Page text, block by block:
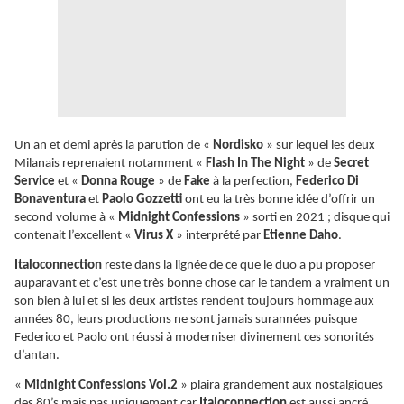
Un an et demi après la parution de « Nordisko » sur lequel les deux
Milanais reprenaient notamment « Flash In The Night » de Secret
Service et « Donna Rouge » de Fake à la perfection, Federico Di
Bonaventura et Paolo Gozzetti ont eu la très bonne idée d’offrir un
second volume à « Midnight Confessions » sorti en 2021 ; disque qui
contenait l’excellent « Virus X » interprété par Etienne Daho.
Italoconnection reste dans la lignée de ce que le duo a pu proposer
auparavant et c’est une très bonne chose car le tandem a vraiment un
son bien à lui et si les deux artistes rendent toujours hommage aux
années 80, leurs productions ne sont jamais surannées puisque
Federico et Paolo ont réussi à moderniser divinement ces sonorités
d’antan.
« Midnight Confessions Vol.2 » plaira grandement aux nostalgiques